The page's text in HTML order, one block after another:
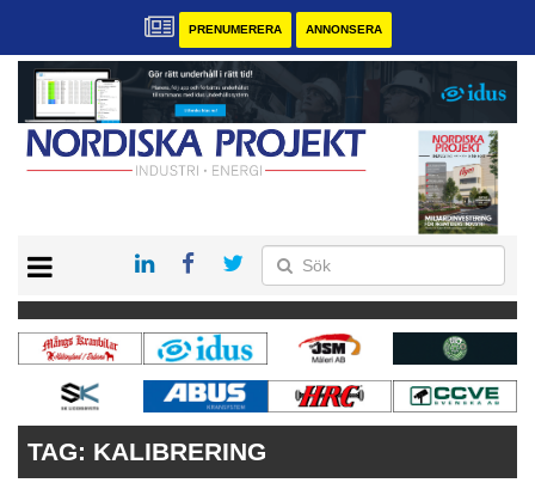
PRENUMERERA ANNONSERA
KONTAKT
VÅRA ANDRA MAGASIN
PRENUMERERA
ANNONSERA
TAG: KALIBRERING